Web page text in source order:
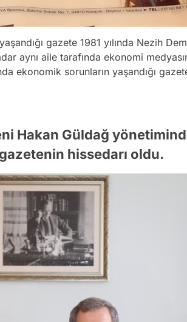
gazete 1981 yılında Nezih
aynı aile tarafında ekonomi
ekonomik sorunların yaşandığı
Hakan Güldağ
hissedarı oldu.